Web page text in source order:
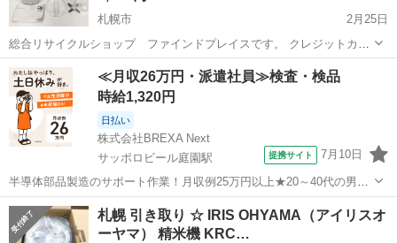
札幌市
2月25日
総合リサイクルショップ ファインドプレイスです。 クレジットカー
ド決済、メルペイ対応！ ------------------------------------------------------------- ■
商品...
北海道 札幌市 キッチン家電
≪月収26万円・派遣社員≫検査・検品
時給1,320円
日払い
株式会社BREXA Next
サッポロビール庭園駅
提携サイト 7月10日
半導体部品製造のサポート作業！月収例25万円以上★20～40代の男女
活躍中！座り作業！空調完備なので1年中快適作業◎マイカー通勤OK
＆無料駐車場あり★作業着無償貸与◎《北海道恵庭市》 人気の工場の
お仕事 ◇半導体部品製造作...
北海道 恵庭市 サッポロビール庭園駅
札幌 引き取り ☆ IRIS OHYAMA（アイリスオ
ーヤマ） 精米機 KRC…